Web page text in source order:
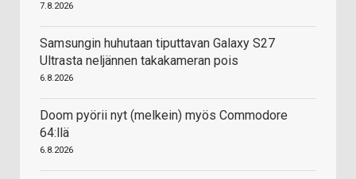
7.8.2026
Samsungin huhutaan tiputtavan Galaxy S27
Ultrasta neljännen takakameran pois
6.8.2026
Doom pyörii nyt (melkein) myös Commodore
64:llä
6.8.2026